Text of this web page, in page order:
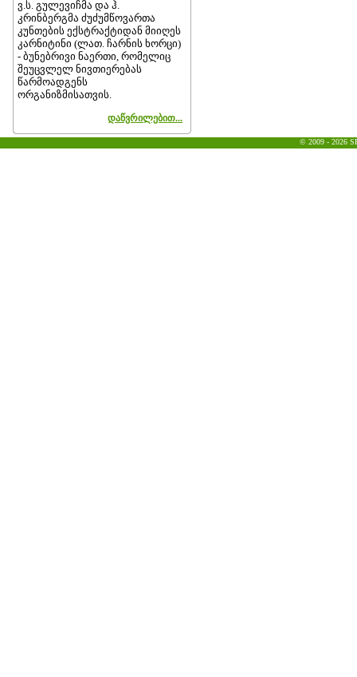
ვ.ს. გულევიჩმა და ჰ.
კრინბერგმა ძუძუმწოვართა
კუნთების ექსტრაქტიდან მიიღეს
კარნიტინი (ლათ. ჩარნის ხორცი)
- ბუნებრივი ნაერთი, რომელიც
შეუცვლელ ნივთიერებას
წარმოადგენს
ორგანიზმისათვის.
დაწვრილებით...
© 2009 - 2026